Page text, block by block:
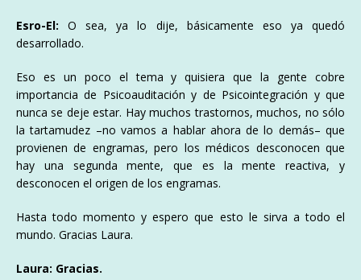
Esro-El: O sea, ya lo dije, básicamente eso ya quedó
desarrollado.
Eso es un poco el tema y quisiera que la gente cobre
importancia de Psicoauditación y de Psicointegración y que
nunca se deje estar. Hay muchos trastornos, muchos, no sólo
la tartamudez –no vamos a hablar ahora de lo demás– que
provienen de engramas, pero los médicos desconocen que
hay una segunda mente, que es la mente reactiva, y
desconocen el origen de los engramas.
Hasta todo momento y espero que esto le sirva a todo el
mundo. Gracias Laura.
Laura: Gracias.